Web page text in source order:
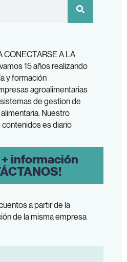
CONECTARSE A LA
15 años realizando
y formación
agroalimentarias
de gestion de
Nuestro
es diario
información
a partir de la
de la misma empresa